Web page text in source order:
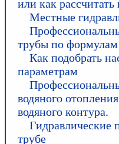
или как
Местные
трубы по
Как подобрать
параметрам
водяного
водяного контура.
Гидравлические
трубе